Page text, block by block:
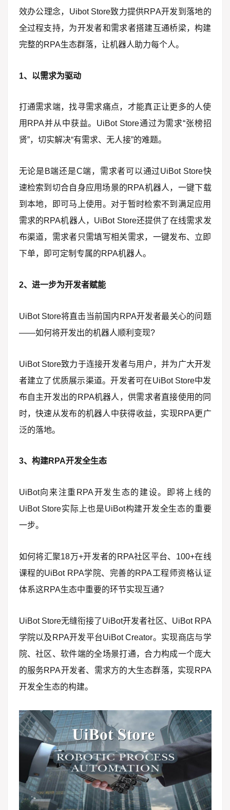
效办公理念，Uibot Store致力提供RPA开发到落地的
全过程支持，为开发者和需求者搭建互通桥梁，构建
完整的RPA生态群落，让机器人助力每个人。
1、以需求为驱动
打通需求端，找寻需求痛点，才能真正让更多的人使
用RPA并从中获益。UiBot Store通过为需求“张榜招
贤”，切实解决“有需求、无人接”的难题。
无论是B端还是C端，需求者可以通过UiBot Store快
速检索到切合自身应用场景的RPA机器人，一键下载
到本地，即可马上使用。对于暂时检索不到满足应用
需求的RPA机器人，UiBot Store还提供了在线需求发
布渠道，需求者只需填写相关需求，一键发布、立即
下单，即可定制专属的RPA机器人。
2、进一步为开发者赋能
UiBot Store将直击当前国内RPA开发者最关心的问题
——如何将开发出的机器人顺利变现?
UiBot Store致力于连接开发者与用户，并为广大开发
者建立了优质展示渠道。开发者可在UiBot Store中发
布自主开发出的RPA机器人，供需求者直接使用的同
时，快速从发布的机器人中获得收益，实现RPA更广
泛的落地。
3、构建RPA开发全生态
UiBot向来注重RPA开发生态的建设。即将上线的
UiBot Store实际上也是UiBot构建开发全生态的重要
一步。
如何将汇聚18万+开发者的RPA社区平台、100+在线
课程的UiBot RPA学院、完善的RPA工程师资格认证
体系这RPA生态中重要的环节实现互通?
UiBot Store无缝衔接了UiBot开发者社区、UiBot RPA
学院以及RPA开发平台UiBot Creator。实现商店与学
院、社区、软件端的全场景打通，合力构成一个庞大
的服务RPA开发者、需求方的大生态群落，实现RPA
开发全生态的构建。